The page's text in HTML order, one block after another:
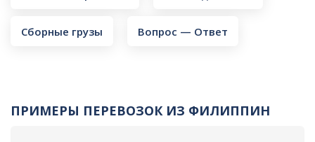
Сборные грузы Вопрос — Ответ
ПРИМЕРЫ ПЕРЕВОЗОК ИЗ ФИЛИППИН